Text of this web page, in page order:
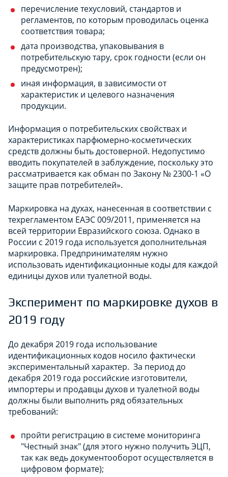
перечисление техусловий, стандартов и
регламентов, по которым проводилась оценка
соответствия товара;
дата производства, упаковывания в
потребительскую тару, срок годности (если он
предусмотрен);
иная информация, в зависимости от
характеристик и целевого назначения
продукции.
Информация о потребительских свойствах и
характеристиках парфюмерно-косметических
средств должны быть достоверной. Недопустимо
вводить покупателей в заблуждение, поскольку это
рассматривается как обман по Закону № 2300-1 «О
защите прав потребителей».
Маркировка на духах, нанесенная в соответствии с
техрегламентом ЕАЭС 009/2011, применяется на
всей территории Евразийского союза. Однако в
России с 2019 года используется дополнительная
маркировка. Предпринимателям нужно
использовать идентификационные коды для каждой
единицы духов или туалетной воды.
Эксперимент по маркировке духов в
2019 году
До декабря 2019 года использование
идентификационных кодов носило фактически
экспериментальный характер. За период до
декабря 2019 года российские изготовители,
импортеры и продавцы духов и туалетной воды
должны были выполнить ряд обязательных
требований:
пройти регистрацию в системе мониторинга
"Честный знак" (для этого нужно получить ЭЦП,
так как ведь документооборот осуществляется в
цифровом формате);